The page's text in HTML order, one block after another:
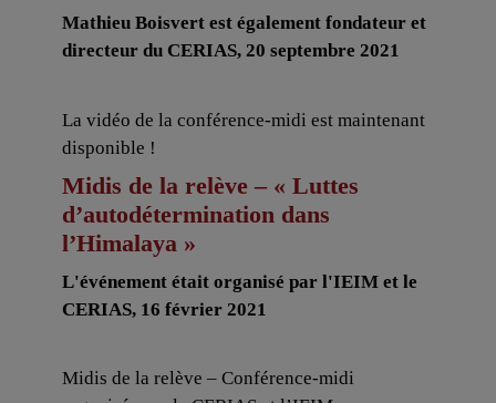
Mathieu Boisvert est également fondateur et
directeur du CERIAS, 20 septembre 2021
La vidéo de la conférence-midi est maintenant
disponible !
Midis de la relève – « Luttes
d’autodétermination dans
l’Himalaya »
L'événement était organisé par l'IEIM et le
CERIAS, 16 février 2021
Midis de la relève – Conférence-midi